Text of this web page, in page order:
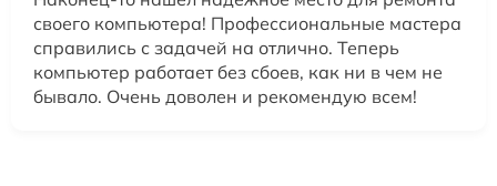
своего компьютера! Профессиональные мастера
справились с задачей на отлично. Теперь
компьютер работает без сбоев, как ни в чем не
бывало. Очень доволен и рекомендую всем!